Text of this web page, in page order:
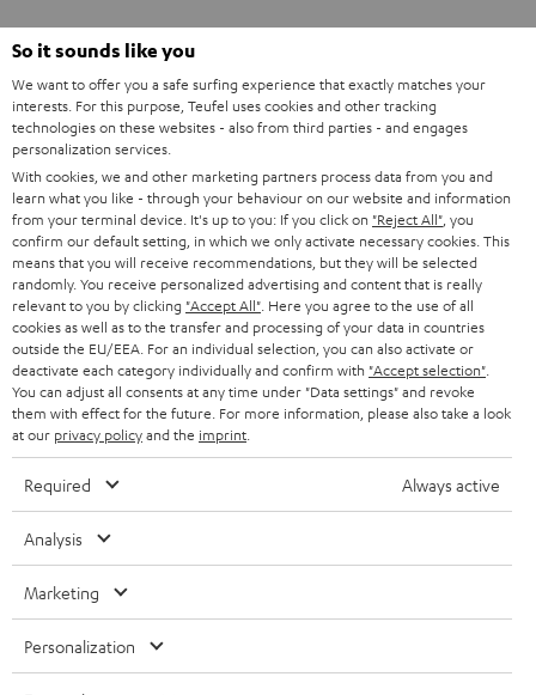
So it sounds like you
We want to offer you a safe surfing experience that exactly matches your
interests. For this purpose, Teufel uses cookies and other tracking
technologies on these websites - also from third parties - and engages
personalization services.
With cookies, we and other marketing partners process data from you and
learn what you like - through your behaviour on our website and information
from your terminal device. It's up to you: If you click on "Reject All" , you
confirm our default setting, in which we only activate necessary cookies. This
means that you will receive recommendations, but they will be selected
randomly. You receive personalized advertising and content that is really
relevant to you by clicking "Accept All" . Here you agree to the use of all
cookies as well as to the transfer and processing of your data in countries
outside the EU/EEA. For an individual selection, you can also activate or
deactivate each category individually and confirm with "Accept selection"
You can adjust all consents at any time under "Data settings" and revoke
them with effect for the future. For more information, please also take a look
at our privacy policyand the imprint
Required Always active
Analysis
Marketing
Personalization